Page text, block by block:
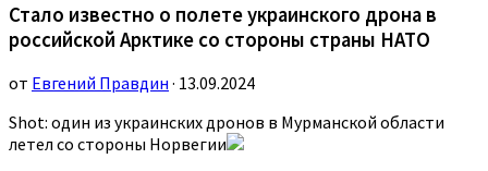
Стало известно о полете украинского дрона в
российской Арктике со стороны страны НАТО
от Евгений Правдин · 13.09.2024
Shot: один из украинских дронов в Мурманской области
летел со стороны Норвегии